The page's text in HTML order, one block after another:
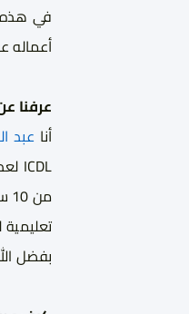
في هذه
أعماله
عرفنا
أنا عبد
ICDL
من 10 سنوات، ومختص حاليا في برمجة ملفات
تعليمية
بفضل